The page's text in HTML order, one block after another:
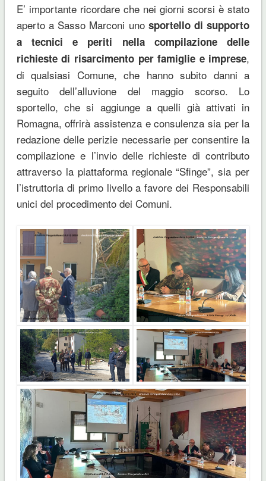
E’ importante ricordare che nei giorni scorsi è stato
aperto a Sasso Marconi uno sportello di supporto
a tecnici e periti nella compilazione delle
richieste di risarcimento per famiglie e imprese,
di qualsiasi Comune, che hanno subito danni a
seguito dell’alluvione del maggio scorso. Lo
sportello, che si aggiunge a quelli già attivati in
Romagna, offrirà assistenza e consulenza sia per la
redazione delle perizie necessarie per consentire la
compilazione e l’invio delle richieste di contributo
attraverso la piattaforma regionale “Sfinge”, sia per
l’istruttoria di primo livello a favore dei Responsabili
unici del procedimento dei Comuni.